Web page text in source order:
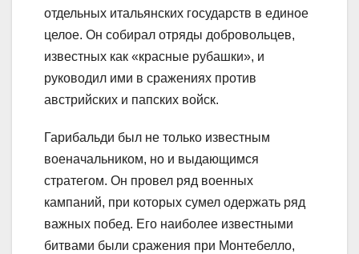
отдельных итальянских государств в единое
целое. Он собирал отряды добровольцев,
известных как «красные рубашки», и
руководил ими в сражениях против
австрийских и папских войск.
Гарибальди был не только известным
военачальником, но и выдающимся
стратегом. Он провел ряд военных
кампаний, при которых сумел одержать ряд
важных побед. Его наиболее известными
битвами были сражения при Монтебелло,